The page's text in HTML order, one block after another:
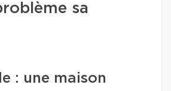
sa
: une maison